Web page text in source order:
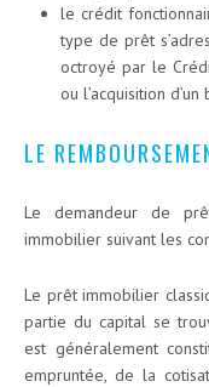
le crédit
type de prêt
octroyé par le
ou l’acquisition
LE
Le demandeur de
immobilier suivant les
Le prêt immobilier
partie du capital se
est généralement
empruntée, de la